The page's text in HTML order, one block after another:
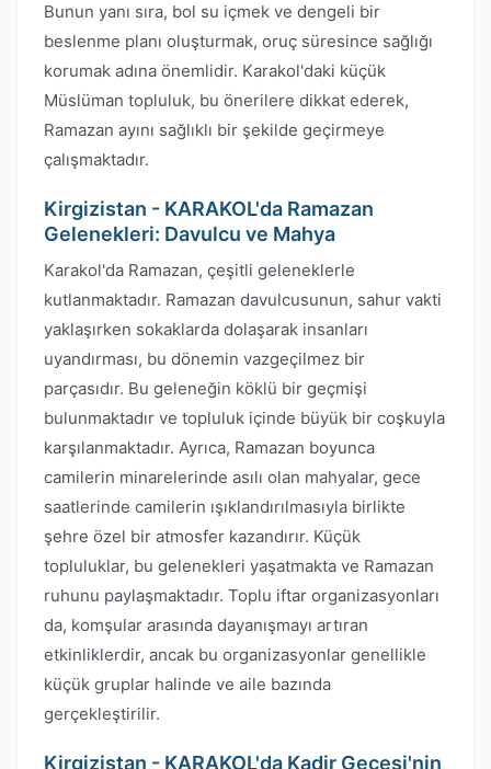
Bunun yanı sıra, bol su içmek ve dengeli bir
beslenme planı oluşturmak, oruç süresince sağlığı
korumak adına önemlidir. Karakol'daki küçük
Müslüman topluluk, bu önerilere dikkat ederek,
Ramazan ayını sağlıklı bir şekilde geçirmeye
çalışmaktadır.
Kirgizistan - KARAKOL'da Ramazan
Gelenekleri: Davulcu ve Mahya
Karakol'da Ramazan, çeşitli geleneklerle
kutlanmaktadır. Ramazan davulcusunun, sahur vakti
yaklaşırken sokaklarda dolaşarak insanları
uyandırması, bu dönemin vazgeçilmez bir
parçasıdır. Bu geleneğin köklü bir geçmişi
bulunmaktadır ve topluluk içinde büyük bir coşkuyla
karşılanmaktadır. Ayrıca, Ramazan boyunca
camilerin minarelerinde asılı olan mahyalar, gece
saatlerinde camilerin ışıklandırılmasıyla birlikte
şehre özel bir atmosfer kazandırır. Küçük
topluluklar, bu gelenekleri yaşatmakta ve Ramazan
ruhunu paylaşmaktadır. Toplu iftar organizasyonları
da, komşular arasında dayanışmayı artıran
etkinliklerdir, ancak bu organizasyonlar genellikle
küçük gruplar halinde ve aile bazında
gerçekleştirilir.
Kirgizistan - KARAKOL'da Kadir Gecesi'nin